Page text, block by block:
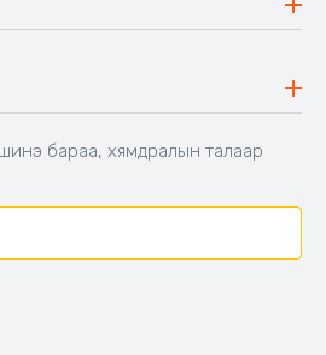
бараа, хямдралын талаар